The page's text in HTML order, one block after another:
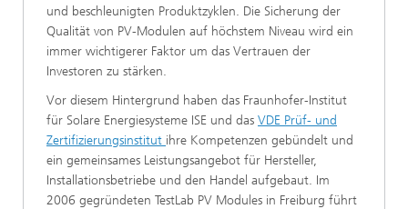
und beschleunigten Produktzyklen. Die Sicherung der
Qualität von PV-Modulen auf höchstem Niveau wird ein
immer wichtigerer Faktor um das Vertrauen der
Investoren zu stärken.
Vor diesem Hintergrund haben das Fraunhofer-Institut
für Solare Energiesysteme ISE und das VDE Prüf- und
Zertifizierungsinstitut ihre Kompetenzen gebündelt und
ein gemeinsames Leistungsangebot für Hersteller,
Installationsbetriebe und den Handel aufgebaut. Im
2006 gegründeten TestLab PV Modules in Freiburg führt